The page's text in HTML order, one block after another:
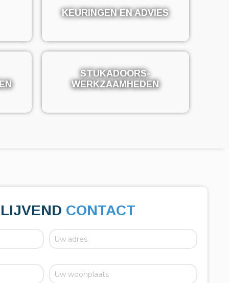
KEURINGEN EN ADVIES
KEURINGEN EN ADVIES
STUKADOORS-
WERKZAAMHEDEN
STUKADOORS-
WERKZAAMHEDEN
CONTACT